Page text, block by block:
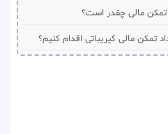
تمکن مالی چقدر است؟
تمکن مالی کیریباتی اقدام کنیم؟